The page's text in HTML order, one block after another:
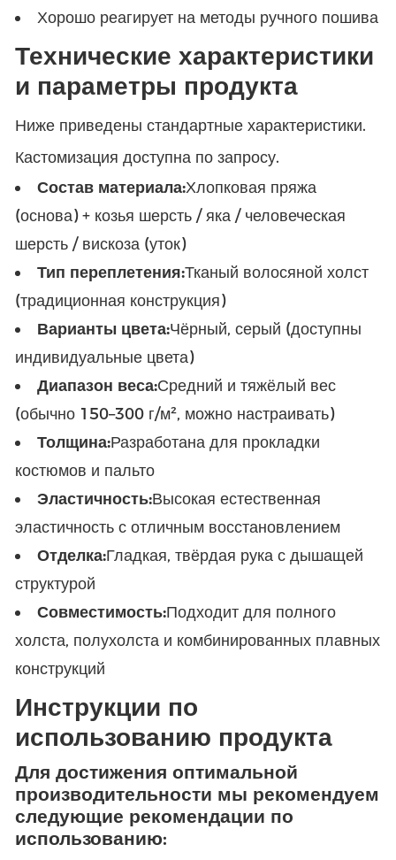
Хорошо реагирует на методы ручного пошива
Технические характеристики
и параметры продукта
Ниже приведены стандартные характеристики.
Кастомизация доступна по запросу.
Состав материала:Хлопковая пряжа
(основа) + козья шерсть / яка / человеческая
шерсть / вискоза (уток)
Тип переплетения:Тканый волосяной холст
(традиционная конструкция)
Варианты цвета:Чёрный, серый (доступны
индивидуальные цвета)
Диапазон веса:Средний и тяжёлый вес
(обычно 150–300 г/м², можно настраивать)
Толщина:Разработана для прокладки
костюмов и пальто
Эластичность:Высокая естественная
эластичность с отличным восстановлением
Отделка:Гладкая, твёрдая рука с дышащей
структурой
Совместимость:Подходит для полного
холста, полухолста и комбинированных плавных
конструкций
Инструкции по
использованию продукта
Для достижения оптимальной
производительности мы рекомендуем
следующие рекомендации по
использованию: